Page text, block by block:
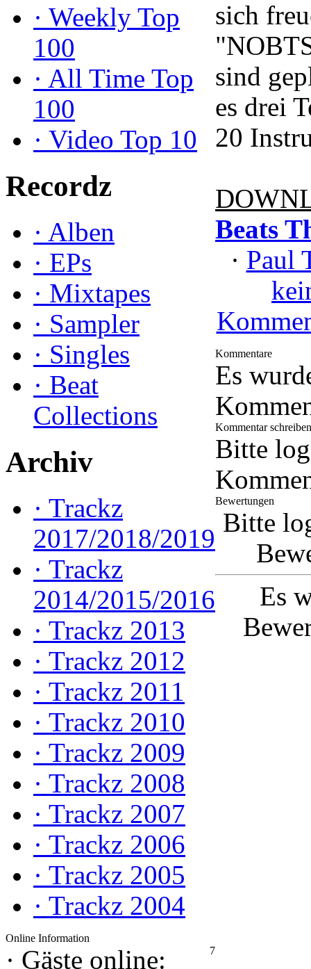
· Weekly Top
100
· All Time Top
100
· Video Top 10
Recordz
· Alben
· EPs
· Mixtapes
· Sampler
· Singles
· Beat
Collections
Archiv
· Trackz
2017/2018/2019
· Trackz
2014/2015/2016
· Trackz 2013
· Trackz 2012
· Trackz 2011
· Trackz 2010
· Trackz 2009
· Trackz 2008
· Trackz 2007
· Trackz 2006
· Trackz 2005
· Trackz 2004
Online Information
· Gäste online: 7
sich
sind
es drei
20
Beats
· Paul
Kommentare
Es
Kommentar schreiben
Bitte
Bewertungen
Bitte
Es